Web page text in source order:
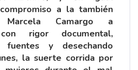
a la también
Marcela Camargo a
rigor documental,
fuentes y desechando
la suerte corrida por